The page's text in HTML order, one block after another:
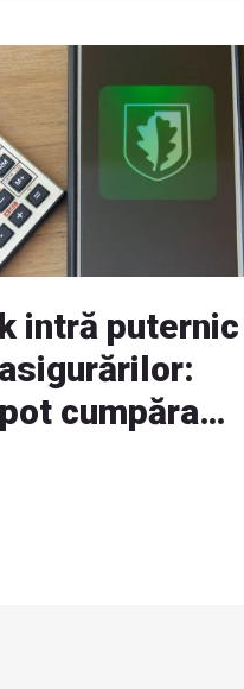
intră puternic
cumpăra